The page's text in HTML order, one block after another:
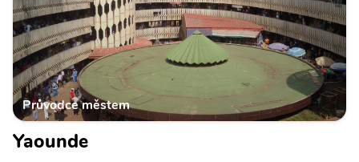
Průvodce městem
Yaounde